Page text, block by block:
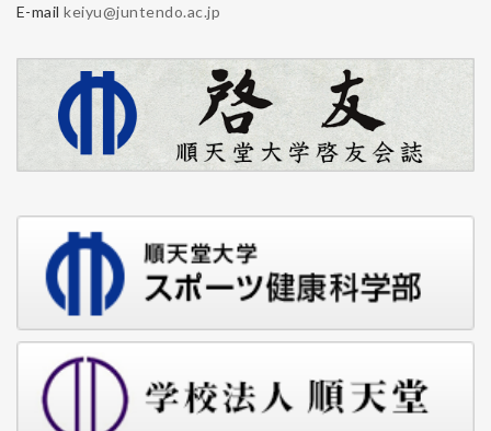
E-mailkeiyu@juntendo.ac.jp